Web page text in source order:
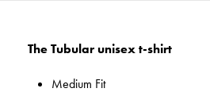
The Tubular unisex t-shirt
Medium Fit